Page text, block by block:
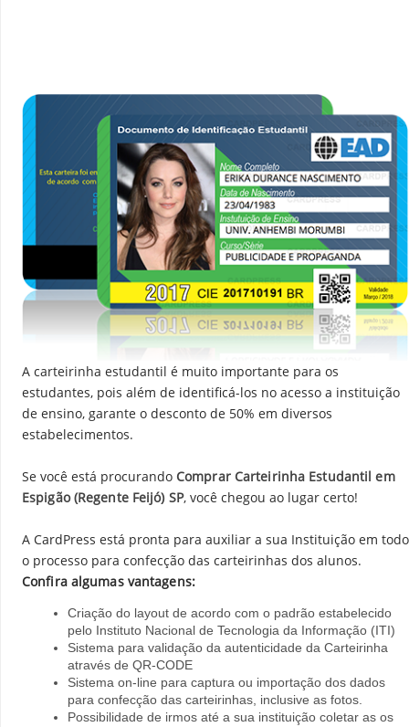
A carteirinha estudantil é muito importante para os
estudantes, pois além de identificá-los no acesso a instituição
de ensino, garante o desconto de 50% em diversos
estabelecimentos.
Se você está procurando Comprar Carteirinha Estudantil em
Espigão (Regente Feijó) SP, você chegou ao lugar certo!
A CardPress está pronta para auxiliar a sua Instituição em todo
o processo para confecção das carteirinhas dos alunos.
Confira algumas vantagens:
Criação do layout de acordo com o padrão estabelecido
pelo Instituto Nacional de Tecnologia da Informação (ITI)
Sistema para validação da autenticidade da Carteirinha
através de QR-CODE
Sistema on-line para captura ou importação dos dados
para confecção das carteirinhas, inclusive as fotos.
Possibilidade de irmos até a sua instituição coletar as os